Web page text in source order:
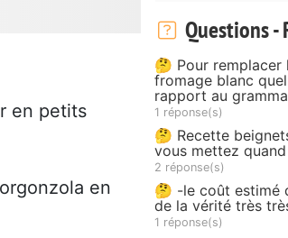
en petits
en
Questions -
🤔 Pour remplacer
fromage blanc
rapport au
1 réponse(s)
🤔 Recette
vous mettez
2 réponse(s)
🤔 -le coût estimé
de la vérité très
1 réponse(s)